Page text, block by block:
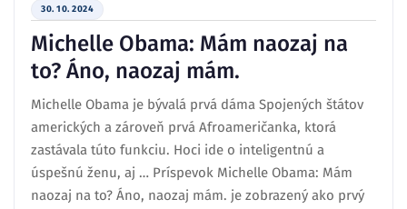
30. 10. 2024
Michelle Obama: Mám naozaj na
to? Áno, naozaj mám.
Michelle Obama je bývalá prvá dáma Spojených štátov
amerických a zároveň prvá Afroameričanka, ktorá
zastávala túto funkciu. Hoci ide o inteligentnú a
úspešnú ženu, aj … Príspevok Michelle Obama: Mám
naozaj na to? Áno, naozaj mám. je zobrazený ako prvý